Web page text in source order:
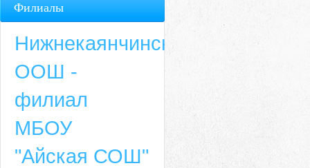
Филиалы
Нижнекаянчинская
ООШ -
филиал
МБОУ
"Айская СОШ"